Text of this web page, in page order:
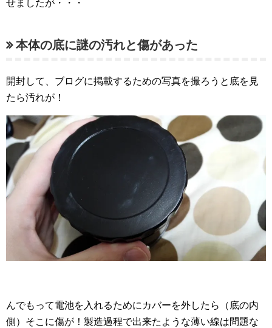
せましたが・・・
本体の底に謎の汚れと傷があった
開封して、ブログに掲載するための写真を撮ろうと底を見
たら汚れが！
んでもって電池を入れるためにカバーを外したら（底の内
側）そこに傷が！製造過程で出来たような薄い線は問題な